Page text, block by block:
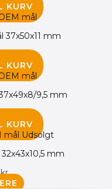
KURV
37x50x11 mm
KURV
9,5 mm
KURV
Udsolgt
mm
kr.